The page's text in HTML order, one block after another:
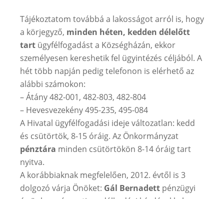
Tájékoztatom továbbá a lakosságot arról is, hogy
a körjegyző, minden héten, kedden délelőtt
tart ügyfélfogadást a Községházán, ekkor
személyesen kereshetik fel ügyintézés céljából. A
hét több napján pedig telefonon is elérhető az
alábbi számokon:
– Átány 482-001, 482-803, 482-804
– Hevesvezekény 495-235, 495-084
A Hivatal ügyfélfogadási ideje változatlan: kedd
és csütörtök, 8-15 óráig. Az Önkormányzat
pénztára minden csütörtökön 8-14 óráig tart
nyitva.
A korábbiaknak megfelelően, 2012. évtől is 3
dolgozó várja Önöket: Gál Bernadett pénzügyi